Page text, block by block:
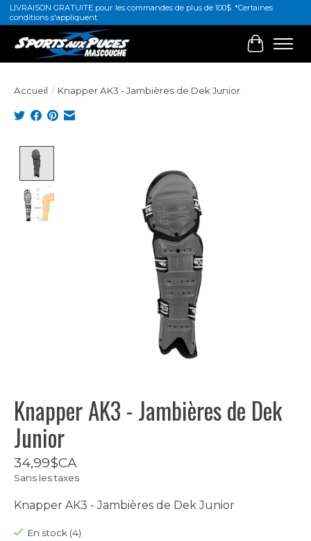
LIVRAISON GRATUITE pour les commandes de plus de 100$. *Certaines
conditions s'appliquent
Panier
Accueil / Knapper AK3 - Jambières de Dek Junior
Knapper AK3 - Jambières de Dek
Junior
34,99$CA
Sans les taxes
Knapper AK3 - Jambières de Dek Junior
En stock (4)